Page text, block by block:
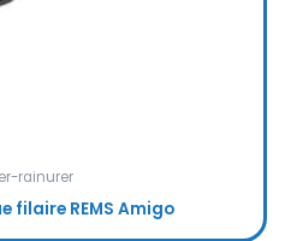
rainurer
filaire REMS Amigo